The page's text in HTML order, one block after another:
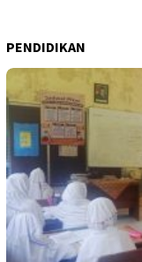
PENDIDIKAN